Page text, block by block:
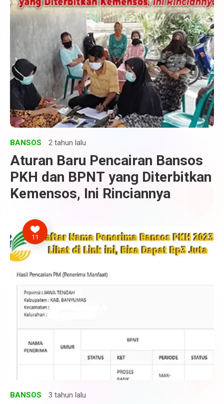
BANSOS 2 tahun lalu
Aturan Baru Pencairan Bansos
PKH dan BPNT yang Diterbitkan
Kemensos, Ini Rinciannya
11
BANSOS 3 tahun lalu